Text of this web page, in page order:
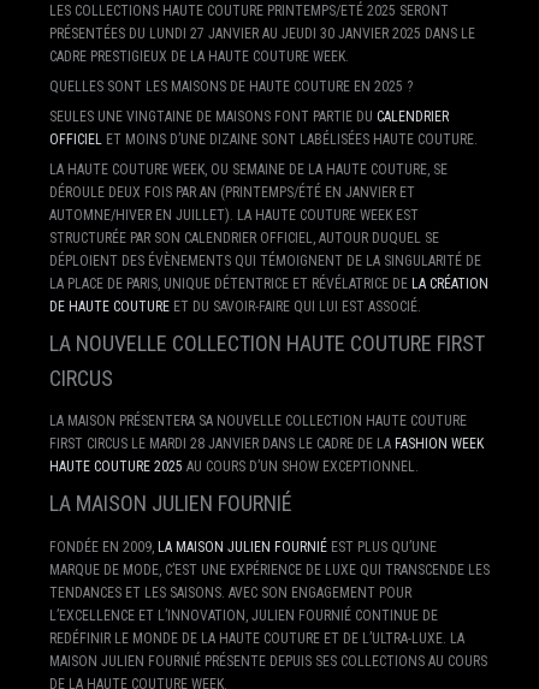
LES COLLECTIONS HAUTE COUTURE PRINTEMPS/ETÉ 2025 SERONT
PRÉSENTÉES DU LUNDI 27 JANVIER AU JEUDI 30 JANVIER 2025 DANS LE
CADRE PRESTIGIEUX DE LA HAUTE COUTURE WEEK.
QUELLES SONT LES MAISONS DE HAUTE COUTURE EN 2025 ?
SEULES UNE VINGTAINE DE MAISONS FONT PARTIE DU CALENDRIER
OFFICIELET MOINS D’UNE DIZAINE SONT LABÉLISÉES HAUTE COUTURE.
LA HAUTE COUTURE WEEK, OU SEMAINE DE LA HAUTE COUTURE, SE
DÉROULE DEUX FOIS PAR AN (PRINTEMPS/ÉTÉ EN JANVIER ET
AUTOMNE/HIVER EN JUILLET). LA HAUTE COUTURE WEEK EST
STRUCTURÉE PAR SON CALENDRIER OFFICIEL, AUTOUR DUQUEL SE
DÉPLOIENT DES ÉVÈNEMENTS QUI TÉMOIGNENT DE LA SINGULARITÉ DE
LA PLACE DE PARIS, UNIQUE DÉTENTRICE ET RÉVÉLATRICE DELA CRÉATION
DE HAUTE COUTUREET DU SAVOIR-FAIRE QUI LUI EST ASSOCIÉ.
LA NOUVELLE COLLECTION HAUTE COUTURE FIRST
CIRCUS
LA MAISON PRÉSENTERA SA NOUVELLE COLLECTION HAUTE COUTURE
FIRST CIRCUS LE MARDI 28 JANVIER DANS LE CADRE DE LA FASHION WEEK
HAUTE COUTURE 2025 AU COURS D’UN SHOW EXCEPTIONNEL.
LA MAISON JULIEN FOURNIÉ
FONDÉE EN 2009, LA MAISON JULIEN FOURNIÉEST PLUS QU’UNE
MARQUE DE MODE, C’EST UNE EXPÉRIENCE DE LUXE QUI TRANSCENDE LES
TENDANCES ET LES SAISONS. AVEC SON ENGAGEMENT POUR
L’EXCELLENCE ET L’INNOVATION, JULIEN FOURNIÉ CONTINUE DE
REDÉFINIR LE MONDE DE LA HAUTE COUTURE ET DE L’ULTRA-LUXE. LA
MAISON JULIEN FOURNIÉ PRÉSENTE DEPUIS SES COLLECTIONS AU COURS
DE LA HAUTE COUTURE WEEK.